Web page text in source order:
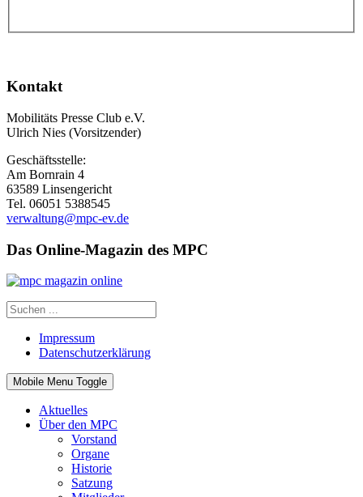
Kontakt
Mobilitäts Presse Club e.V.
Ulrich Nies (Vorsitzender)
Geschäftsstelle:
Am Bornrain 4
63589 Linsengericht
Tel. 06051 5388545
verwaltung@mpc-ev.de
Das Online-Magazin des MPC
Impressum
Datenschutzerklärung
Mobile Menu Toggle
Aktuelles
Über den MPC
Vorstand
Organe
Historie
Satzung